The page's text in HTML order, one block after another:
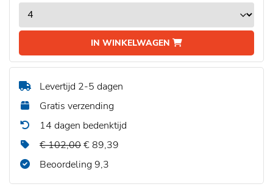
IN WINKELWAGEN
Levertijd 2-5 dagen
Gratis verzending
14 dagen bedenktijd
€ 102,00€ 89,39
Beoordeling 9,3